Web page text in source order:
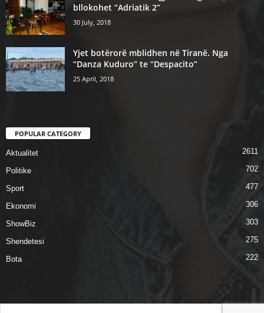
bllokohet “Adriatik 2”
30 July, 2018
Yjet botërorë mblidhen në Tiranë. Nga
“Danza Kuduro” te “Despacito”
25 April, 2018
POPULAR CATEGORY
Aktualitet 2611
Politike 702
Sport 477
Ekonomi 306
ShowBiz 303
Shendetesi 275
Bota 222